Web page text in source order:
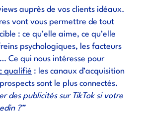
auprès de vos clients idéaux.
vont vous permettre de tout
: ce qu’elle aime, ce qu’elle
psychologiques, les facteurs
Ce qui nous intéresse pour
qualifié : les canaux d’acquisition
sont le plus connectés.
des publicités sur TikTok si votre
?”